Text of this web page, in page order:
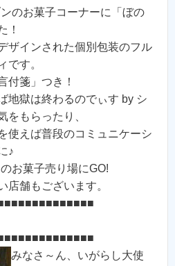
のお菓子コーナーに「ぼの
！
ザインされた個別包装のフル
です。
付箋」つき！
地獄は終わるのでぃす by シ
をもらったり、
使えば普段のコミュニケーシ
♪
お菓子売り場にGO!
舗もございます。
みなさ～ん、いがらし大使